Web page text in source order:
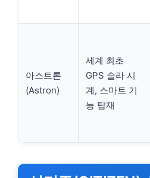
아스트론
(Astron)
세계 최초
GPS 솔라 시
계, 스마트 기
능 탑재